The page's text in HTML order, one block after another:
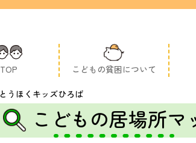
TOP こどもの貧困について
とうほくキッズひろば
こどもの居場所マ